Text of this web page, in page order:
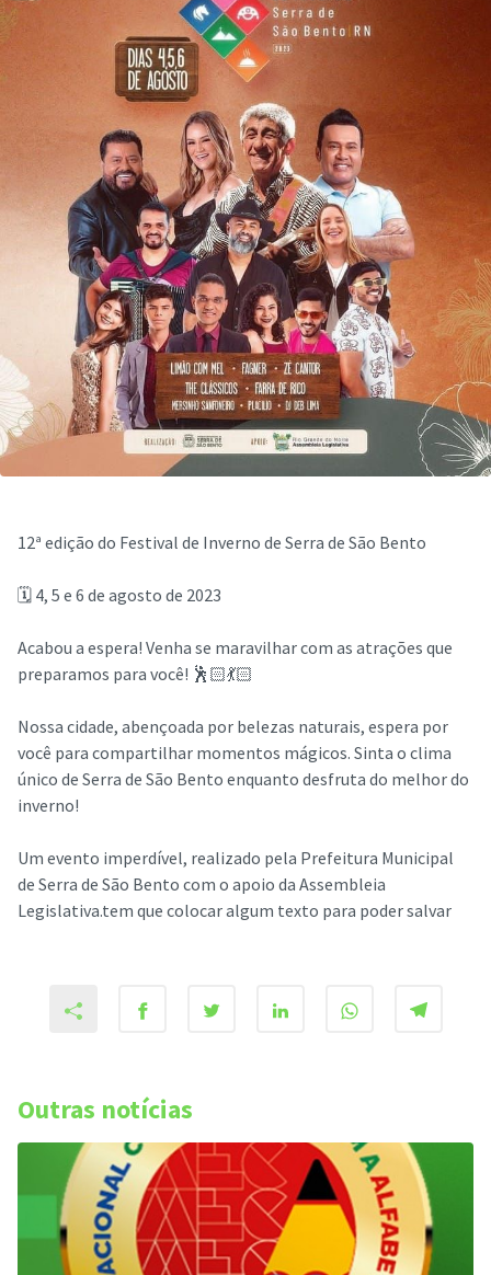
12ª edição do Festival de Inverno de Serra de São Bento
🗓️ 4, 5 e 6 de agosto de 2023
Acabou a espera! Venha se maravilhar com as atrações que
preparamos para você! 🕺🏻💃🏻
Nossa cidade, abençoada por belezas naturais, espera por
você para compartilhar momentos mágicos. Sinta o clima
único de Serra de São Bento enquanto desfruta do melhor do
inverno!
Um evento imperdível, realizado pela Prefeitura Municipal
de Serra de São Bento com o apoio da Assembleia
Legislativa.tem que colocar algum texto para poder salvar
Outras notícias